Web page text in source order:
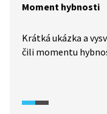
Moment hybnosti
Krátká ukázka a
čili momentu